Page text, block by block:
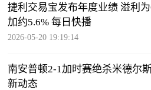
捷利交易宝发布年度业绩 溢利
加约5.6% 每日快播
2026-05-20 19:19:14
南安普顿2-1加时赛绝杀米德尔
新动态